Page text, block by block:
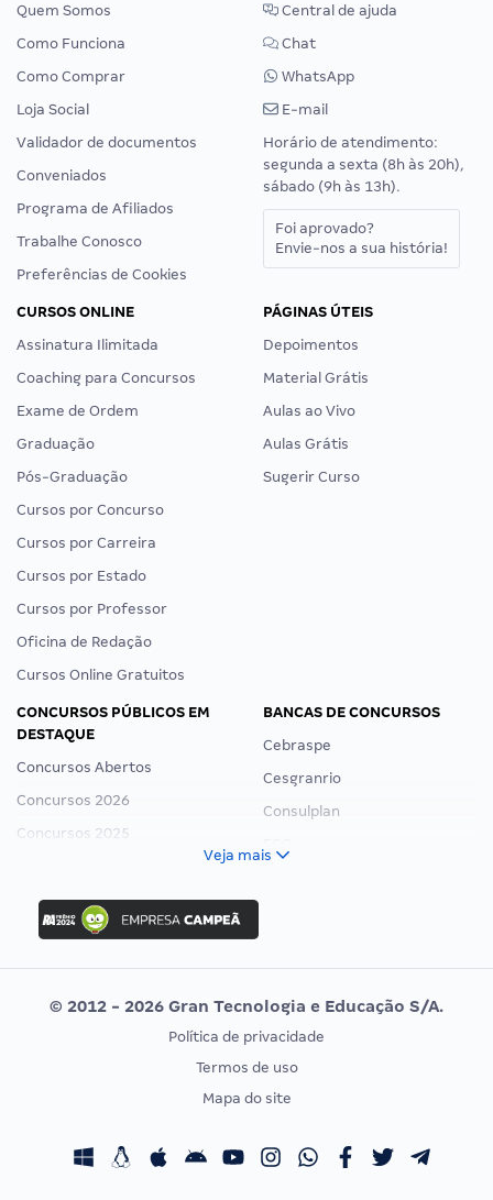
Quem Somos
Como Funciona
Como Comprar
Loja Social
Validador de documentos
Conveniados
Programa de Afiliados
Trabalhe Conosco
Preferências de Cookies
Central de ajuda
Chat
WhatsApp
E-mail
Horário de atendimento:
segunda a sexta (8h às 20h),
sábado (9h às 13h).
Foi aprovado?
Envie-nos a sua história!
CURSOS ONLINE
Assinatura Ilimitada
Coaching para Concursos
Exame de Ordem
Graduação
Pós-Graduação
Cursos por Concurso
Cursos por Carreira
Cursos por Estado
Cursos por Professor
Oficina de Redação
Cursos Online Gratuitos
PÁGINAS ÚTEIS
Depoimentos
Material Grátis
Aulas ao Vivo
Aulas Grátis
Sugerir Curso
CONCURSOS PÚBLICOS EM
DESTAQUE
Concursos Abertos
Concursos 2026
Concursos 2025
Concurso Ibama
Concurso MPU
Editais publicados
BANCAS DE CONCURSOS
Cebraspe
Cesgranrio
Consulplan
Vunesp
CONCURSOS POR PROFISSÃO
Concursos Fiscais
EXAME DE ORDEM
Calendário OAB
Veja mais
© 2012 - 2026 Gran Tecnologia e Educação S/A.
Política de privacidade
Termos de uso
Mapa do site